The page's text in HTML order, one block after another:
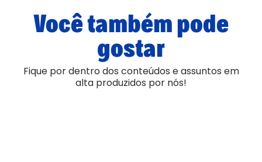
Você também pode
gostar
Fique por dentro dos conteúdos e assuntos em
alta produzidos por nós!